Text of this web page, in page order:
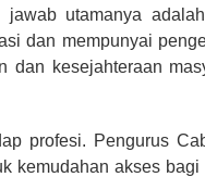
utamanya
dan mempunyai
kesejahteraan
profesi. Pengurus
kemudahan akses